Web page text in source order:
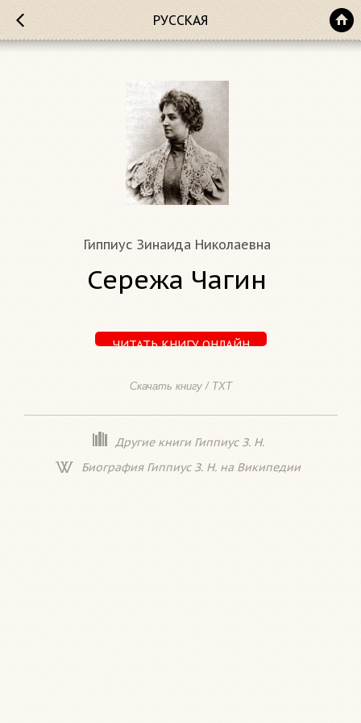
РУССКАЯ
Гиппиус Зинаида Николаевна
Сережа Чагин
ЧИТАТЬ КНИГУ ОНЛАЙН
Скачать книгу / TXT
Другие книги Гиппиус З. Н.
Биография Гиппиус З. Н. на Википедии